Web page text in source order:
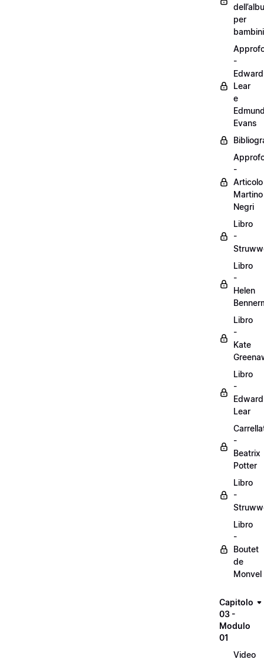
per
bambini
-
Edward
Lear
e
Evans
-
Articolo
Martino
Negri
Libro
-
Libro
-
Helen
Libro
-
Kate
Libro
-
Edward
Lear
-
Beatrix
Potter
Libro
-
Libro
-
Boutet
de
Monvel
Capitolo
03 -
Modulo
01
Video